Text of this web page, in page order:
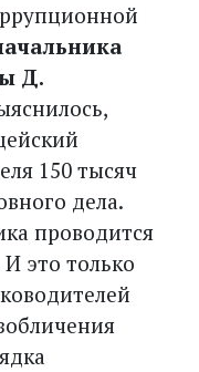
Д.
150 тысяч
дела.
проводится
это только